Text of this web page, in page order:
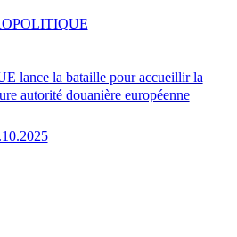
lance la bataille pour accueillir la
autorité douanière européenne
POLITIQUE